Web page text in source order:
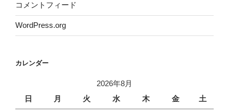
コメントフィード
WordPress.org
カレンダー
2026年8月
日
月 火 水 木 金 土